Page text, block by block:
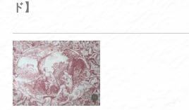
ド】